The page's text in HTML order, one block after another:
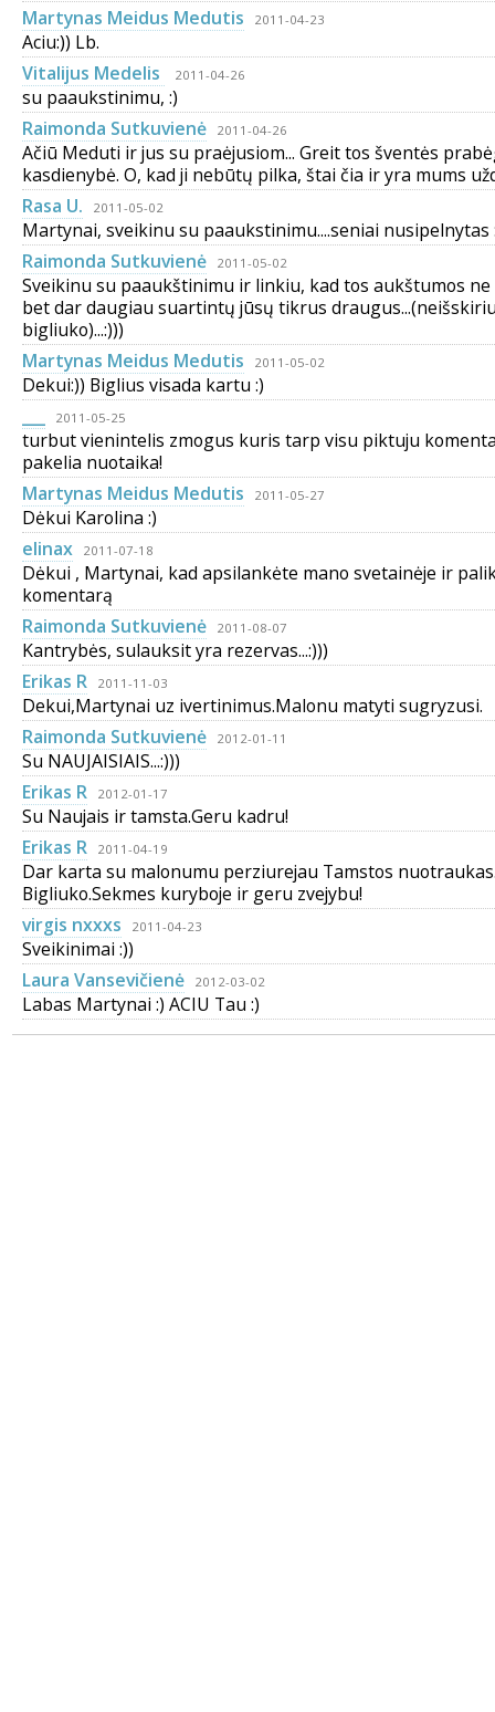
Martynas Meidus Medutis
2011-04-23
Aciu:)) Lb.
Vitalijus Medelis
2011-04-26
su paaukstinimu, :)
Raimonda Sutkuvienė
2011-04-26
Ačiū Meduti ir jus su praėjusiom... Greit tos šventės
kasdienybė. O, kad ji nebūtų pilka, štai čia ir yra mums
Rasa U.
2011-05-02
Martynai, sveikinu su paaukstinimu....seniai nusipelnytas
Raimonda Sutkuvienė
2011-05-02
Sveikinu su paaukštinimu ir linkiu, kad tos aukštumos
bet dar daugiau suartintų jūsų tikrus
bigliuko)...:)))
Martynas Meidus Medutis
2011-05-02
Dekui:)) Biglius visada kartu :)
2011-05-25
turbut vienintelis zmogus kuris tarp visu piktuju
pakelia nuotaika!
Martynas Meidus Medutis
2011-05-27
Dėkui Karolina :)
elinax
2011-07-18
Dėkui , Martynai, kad apsilankėte mano svetainėje ir
komentarą
Raimonda Sutkuvienė
2011-08-07
Kantrybės, sulauksit yra rezervas...:)))
Erikas R
2011-11-03
Dekui,Martynai uz ivertinimus.Malonu matyti sugryzusi.
Raimonda Sutkuvienė
2012-01-11
Su NAUJAISIAIS...:)))
Erikas R
2012-01-17
Su Naujais ir tamsta.Geru kadru!
Erikas R
2011-04-19
Dar karta su malonumu perziurejau Tamstos
Bigliuko.Sekmes kuryboje ir geru zvejybu!
virgis nxxxs
2011-04-23
Sveikinimai :))
Laura Vansevičienė
2012-03-02
Labas Martynai :) ACIU Tau :)